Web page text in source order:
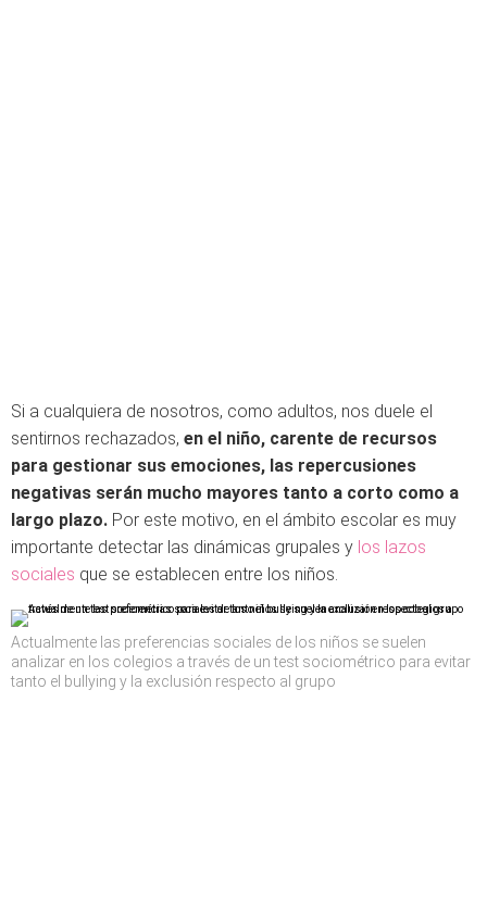
Si a cualquiera de nosotros, como adultos, nos duele el
sentirnos rechazados, en el niño, carente de recursos
para gestionar sus emociones, las repercusiones
negativas serán mucho mayores tanto a corto como a
largo plazo. Por este motivo, en el ámbito escolar es muy
importante detectar las dinámicas grupales y los lazos
sociales que se establecen entre los niños.
Actualmente las preferencias sociales de los niños se suelen
analizar en los colegios a través de un test sociométrico para evitar
tanto el bullying y la exclusión respecto al grupo